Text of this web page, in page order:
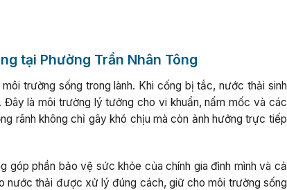
tại Phường Trần Nhân Tông
trường sống trong lành. Khi cống bị tắc, nước thải sinh
là môi trường lý tưởng cho vi khuẩn, nấm mốc và các
rãnh không chỉ gây khó chịu mà còn ảnh hưởng trực tiếp
góp phần bảo vệ sức khỏe của chính gia đình mình và cả
nước thải được xử lý đúng cách, giữ cho môi trường sống